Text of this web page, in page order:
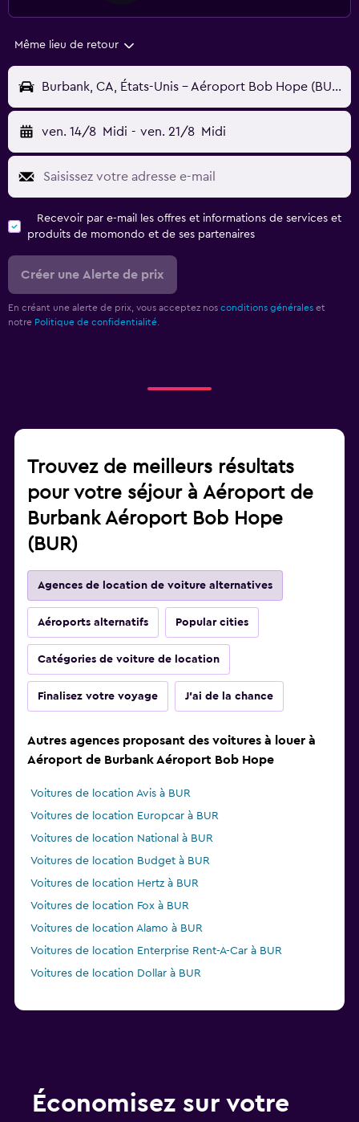
Même lieu de retour
Burbank, CA, États-Unis - Aéroport Bob Hope (BUR)
ven. 14/8 Midi - ven. 21/8 Midi
Recevoir par e-mail les offres et informations de services et
produits de momondo et de ses partenaires
Créer une Alerte de prix
En créant une alerte de prix, vous acceptez nos conditions générales et
notre Politique de confidentialité.
Trouvez de meilleurs résultats
pour votre séjour à Aéroport de
Burbank Aéroport Bob Hope
(BUR)
Agences de location de voiture alternatives
Aéroports alternatifs Popular cities
Catégories de voiture de location
Finalisez votre voyage J'ai de la chance
Autres agences proposant des voitures à louer à
Aéroport de Burbank Aéroport Bob Hope
Voitures de location Avis à BUR
Voitures de location Europcar à BUR
Voitures de location National à BUR
Voitures de location Budget à BUR
Voitures de location Hertz à BUR
Voitures de location Fox à BUR
Voitures de location Alamo à BUR
Voitures de location Enterprise Rent-A-Car à BUR
Voitures de location Dollar à BUR
Économisez sur votre